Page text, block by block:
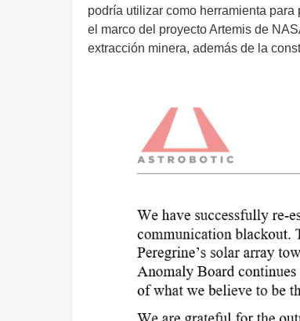
podría utilizar como herramienta
el marco del proyecto Artemis de
extracción minera, además de la